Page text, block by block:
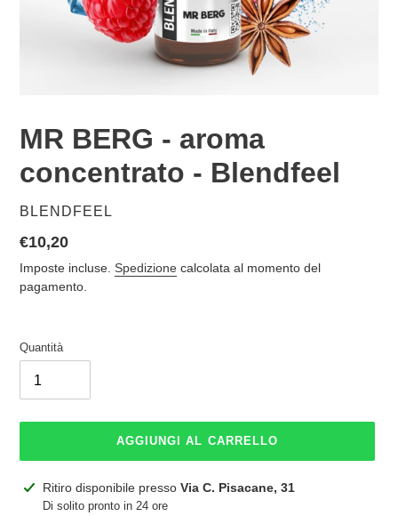
MR BERG - aroma
concentrato - Blendfeel
VENDITORE
BLENDFEEL
Prezzo
di
listino
€10,20
Imposte incluse. Spedizione calcolata al momento del
pagamento.
Quantità
AGGIUNGI AL CARRELLO
Inserimento
Ritiro disponibile presso Via C. Pisacane, 31
Di solito pronto in 24 ore